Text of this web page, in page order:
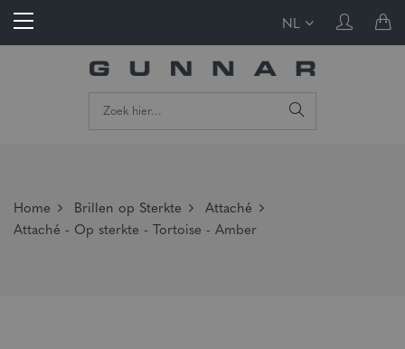
NL
Home Brillen op Sterkte
Attaché
Attaché - Op sterkte - Tortoise - Amber